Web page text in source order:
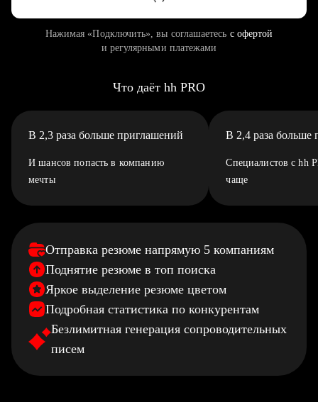
Нажимая «Подключить», вы соглашаетесь с офертой
и регулярными платежами
Что даёт hh PRO
В 2,3 раза больше приглашений
И шансов попасть в компанию
мечты
В 2,4 раза больше
Специалистов с hh
чаще
Отправка резюме напрямую 5 компаниям
Поднятие резюме в топ поиска
Яркое выделение резюме цветом
Подробная статистика по конкурентам
Безлимитная генерация сопроводительных
писем